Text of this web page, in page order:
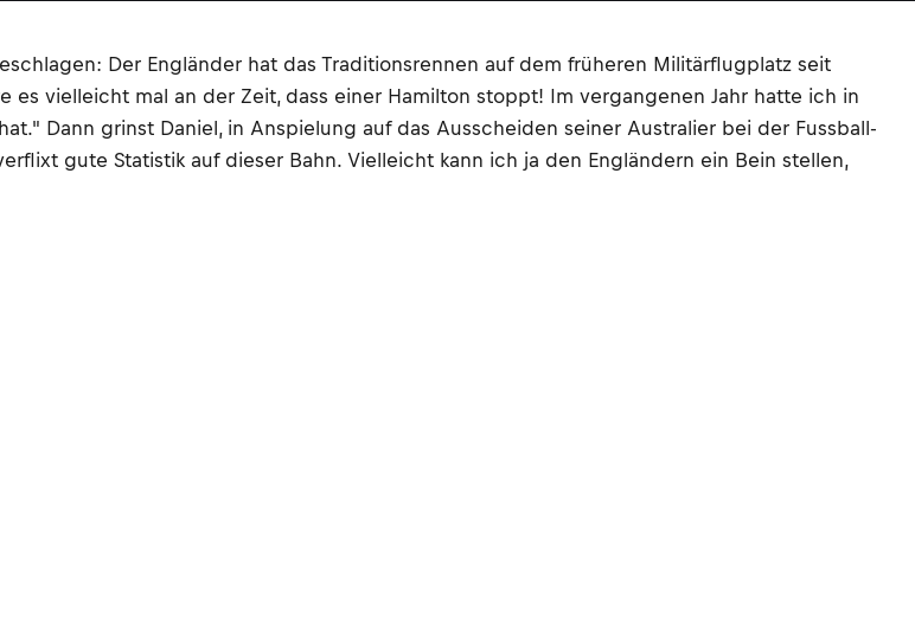
Der Engländer hat das Traditionsrennen auf dem früheren Militärflugplatz seit
es vielleicht mal an der Zeit, dass einer Hamilton stoppt! Im vergangenen Jahr hatte ich in
Dann grinst Daniel, in Anspielung auf das Ausscheiden seiner Australier bei der Fussball-
gute Statistik auf dieser Bahn. Vielleicht kann ich ja den Engländern ein Bein stellen,